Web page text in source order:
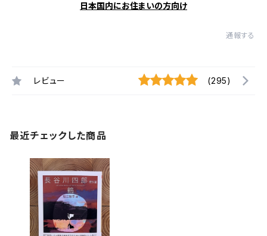
日本国内にお住まいの方向け
通報する
レビュー (295)
最近チェックした商品